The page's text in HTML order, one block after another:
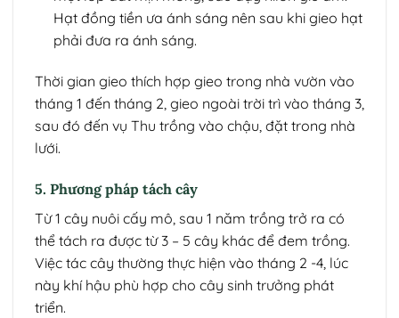
Hạt đồng tiền ưa ánh sáng nên sau khi gieo hạt
phải đưa ra ánh sáng.
Thời gian gieo thích hợp gieo trong nhà vườn vào
tháng 1 đến tháng 2, gieo ngoài trời trì vào tháng 3,
sau đó đến vụ Thu trồng vào chậu, đặt trong nhà
lưới.
5. Phương pháp tách cây
Từ 1 cây nuôi cấy mô, sau 1 năm trồng trở ra có
thể tách ra được từ 3 – 5 cây khác để đem trồng.
Việc tác cây thường thực hiện vào tháng 2 -4, lúc
này khí hậu phù hợp cho cây sinh trưởng phát
triển.